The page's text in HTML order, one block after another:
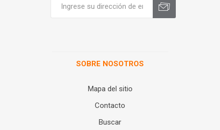
SOBRE NOSOTROS
Mapa del sitio
Contacto
Buscar